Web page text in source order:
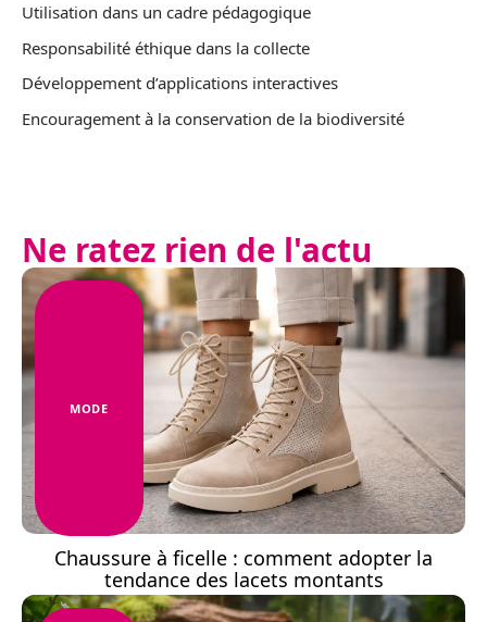
Utilisation dans un cadre pédagogique
Responsabilité éthique dans la collecte
Développement d’applications interactives
Encouragement à la conservation de la biodiversité
Ne ratez rien de l'actu
MODE
Chaussure à ficelle : comment adopter la
tendance des lacets montants